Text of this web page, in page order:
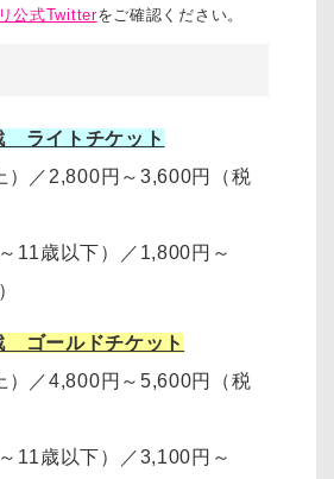
公式Twitterをご確認ください。
ライトチケット
／ 2,800円～3,600円
（税
11歳以下）
／ 1,800円～
ゴールドチケット
／4,800円～5,600円（税
11歳以下）
／3,100円～